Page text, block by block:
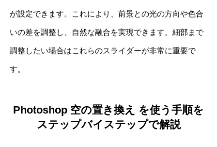
が設定できます。これにより、前景との光の方向や色合
いの差を調整し、自然な融合を実現できます。細部まで
調整したい場合はこれらのスライダーが非常に重要で
す。
Photoshop 空の置き換え を使う手順を
ステップバイステップで解説